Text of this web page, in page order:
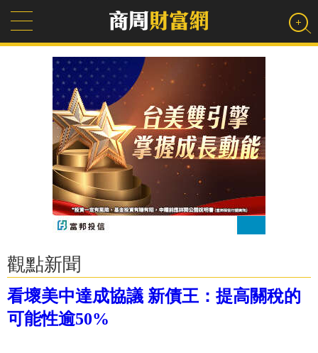
觀點新聞
看壞美中達成協議 新債王：提高關稅的
可能性逾50%